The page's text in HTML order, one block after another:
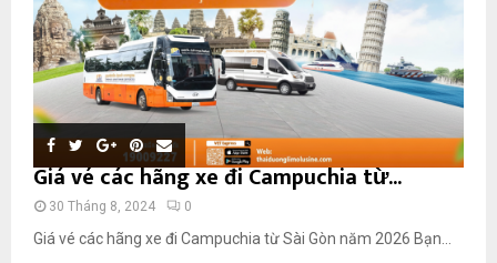
Giá vé các hãng xe đi Campuchia từ...
30 Tháng 8, 2024 0
Giá vé các hãng xe đi Campuchia từ Sài Gòn năm 2026 Bạn...